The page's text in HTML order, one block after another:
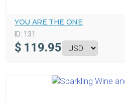
YOU ARE THE ONE
ID: 131
$ 119.95